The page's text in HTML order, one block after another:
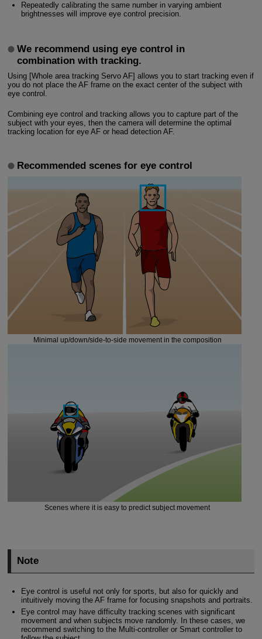
Repeatedly calibrating the same number in varying ambient
brightnesses will improve eye control precision.
We recommend using eye control in
combination with tracking.
Using [Whole area tracking Servo AF] allows you to start tracking even if
you do not place the AF frame on the exact center of the subject with
eye control.
Combining eye control and tracking allows you to capture part of the
subject with your eyes, then the camera will determine the optimal
tracking location for eye AF or head detection AF.
Recommended scenes for eye control
Minimal up/down/side-to-side movement in the composition
Scenes where it is easy to predict subject movement
Note
Eye control is useful not only for sports, but also for quickly and
intuitively moving the AF frame for focusing snapshots and portraits.
Eye control may have difficulty tracking scenes with significant
movement and when subjects move randomly. In these cases, we
recommend switching to the Multi-controller or Smart controller to